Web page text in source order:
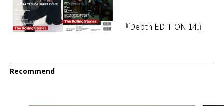
『Depth EDITION 14』
Recommend